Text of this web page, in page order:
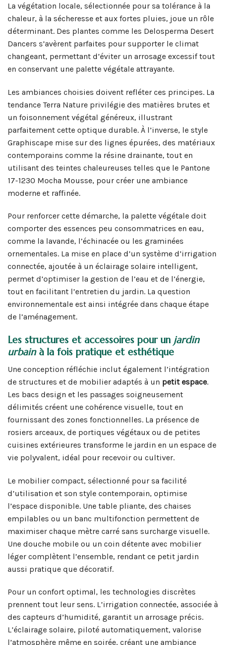
La végétation locale, sélectionnée pour sa tolérance à la
chaleur, à la sécheresse et aux fortes pluies, joue un rôle
déterminant. Des plantes comme les Delosperma Desert
Dancers s’avèrent parfaites pour supporter le climat
changeant, permettant d’éviter un arrosage excessif tout
en conservant une palette végétale attrayante.
Les ambiances choisies doivent refléter ces principes. La
tendance Terra Nature privilégie des matières brutes et
un foisonnement végétal généreux, illustrant
parfaitement cette optique durable. À l’inverse, le style
Graphiscape mise sur des lignes épurées, des matériaux
contemporains comme la résine drainante, tout en
utilisant des teintes chaleureuses telles que le Pantone
17-1230 Mocha Mousse, pour créer une ambiance
moderne et raffinée.
Pour renforcer cette démarche, la palette végétale doit
comporter des essences peu consommatrices en eau,
comme la lavande, l’échinacée ou les graminées
ornementales. La mise en place d’un système d’irrigation
connectée, ajoutée à un éclairage solaire intelligent,
permet d’optimiser la gestion de l’eau et de l’énergie,
tout en facilitant l’entretien du jardin. La question
environnementale est ainsi intégrée dans chaque étape
de l’aménagement.
Les structures et accessoires pour un jardin
urbainà la fois pratique et esthétique
Une conception réfléchie inclut également l’intégration
de structures et de mobilier adaptés à un petit espace.
Les bacs design et les passages soigneusement
délimités créent une cohérence visuelle, tout en
fournissant des zones fonctionnelles. La présence de
rosiers arceaux, de portiques végétaux ou de petites
cuisines extérieures transforme le jardin en un espace de
vie polyvalent, idéal pour recevoir ou cultiver.
Le mobilier compact, sélectionné pour sa facilité
d’utilisation et son style contemporain, optimise
l’espace disponible. Une table pliante, des chaises
empilables ou un banc multifonction permettent de
maximiser chaque mètre carré sans surcharge visuelle.
Une douche mobile ou un coin détente avec mobilier
léger complètent l’ensemble, rendant ce petit jardin
aussi pratique que décoratif.
Pour un confort optimal, les technologies discrètes
prennent tout leur sens. L’irrigation connectée, associée à
des capteurs d’humidité, garantit un arrosage précis.
L’éclairage solaire, piloté automatiquement, valorise
l’atmosphère même en soirée, créant une ambiance